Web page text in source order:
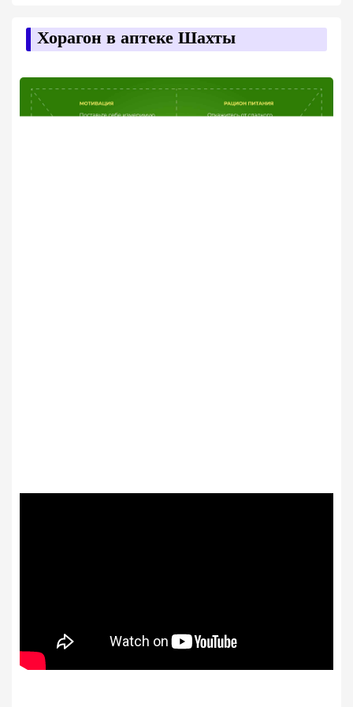
Хорагон в аптеке Шахты